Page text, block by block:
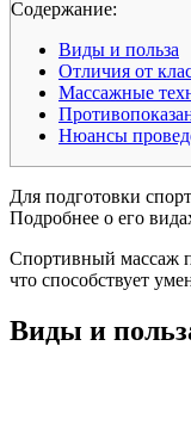
Cодержание:
Виды и польза
Отличия от
Массажные
Нюансы
Для подготовки
Подробнее о его
Спортивный массаж
что способствует
Виды и